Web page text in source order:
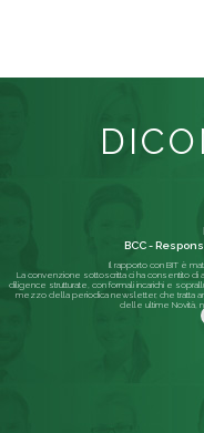
Il rapporto con BIT è
La convenzione sottoscritta ci ha consentito
diligence strutturate, con formali incarichi e
mezzo della periodica newsletter, che tratta
delle ultime Novità,
BCC -